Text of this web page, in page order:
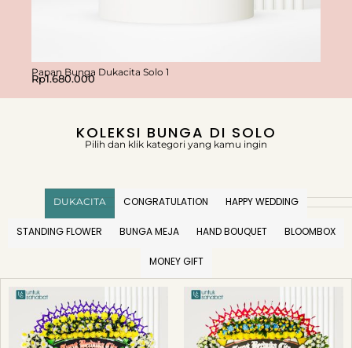
Papan Bunga Dukacita Solo 1
Rp1.680.000
KOLEKSI BUNGA DI SOLO
Pilih dan klik kategori yang kamu ingin
DUKACITA CONGRATULATION HAPPY WEDDING
STANDING FLOWER BUNGA MEJA HAND BOUQUET BLOOMBOX
MONEY GIFT